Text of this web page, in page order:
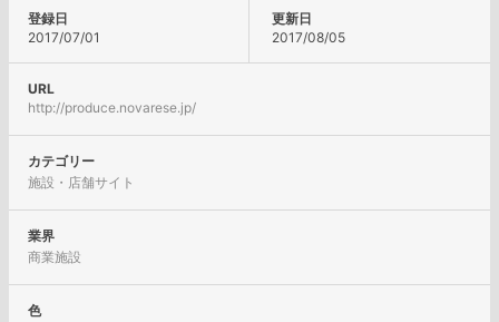
登録日
2017/07/01
更新日
2017/08/05
URL
http://produce.novarese.jp/
カテゴリー
施設・店舗サイト
業界
商業施設
色